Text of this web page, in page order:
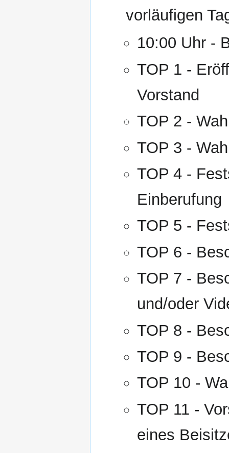
vorläufigen
10:00 Uhr -
TOP 1 -
Vorstand
TOP 2 -
TOP 3 -
TOP 4 -
Einberufung
TOP 5 -
TOP 6 -
TOP 7 -
und/oder
TOP 8 -
TOP 9 -
TOP 10 -
TOP 11 -
eines